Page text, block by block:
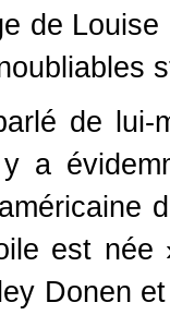
de
de
a
est
Donen